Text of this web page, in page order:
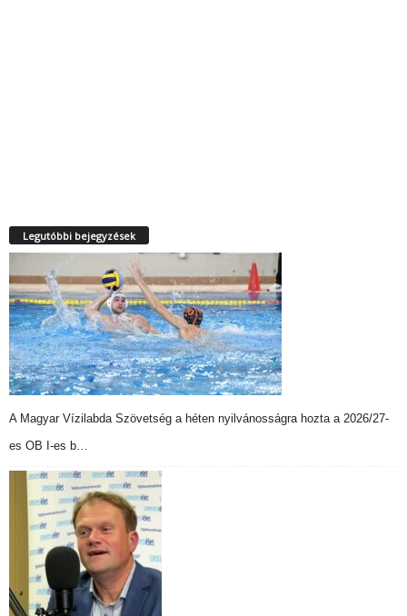
Legutóbbi bejegyzések
A Magyar Vízilabda Szövetség a héten nyilvánosságra hozta a 2026/27-
es OB I-es b…